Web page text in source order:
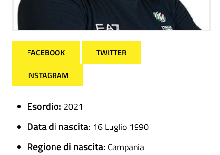
FACEBOOK
TWITTER
INSTAGRAM
Esordio: 2021
Data di nascita: 16 Luglio 1990
Regione di nascita: Campania